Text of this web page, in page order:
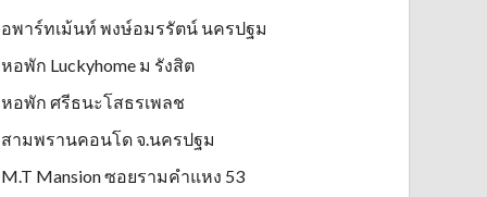
อพาร์ทเม้นท์ พงษ์อมรรัตน์ นครปฐม
หอพัก Luckyhome ม รังสิต
หอพัก ศรีธนะโสธรเพลช
สามพรานคอนโด จ.นครปฐม
M.T Mansion ซอยรามคำแหง 53